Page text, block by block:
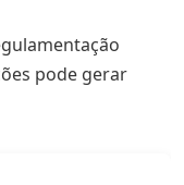
pode gerar